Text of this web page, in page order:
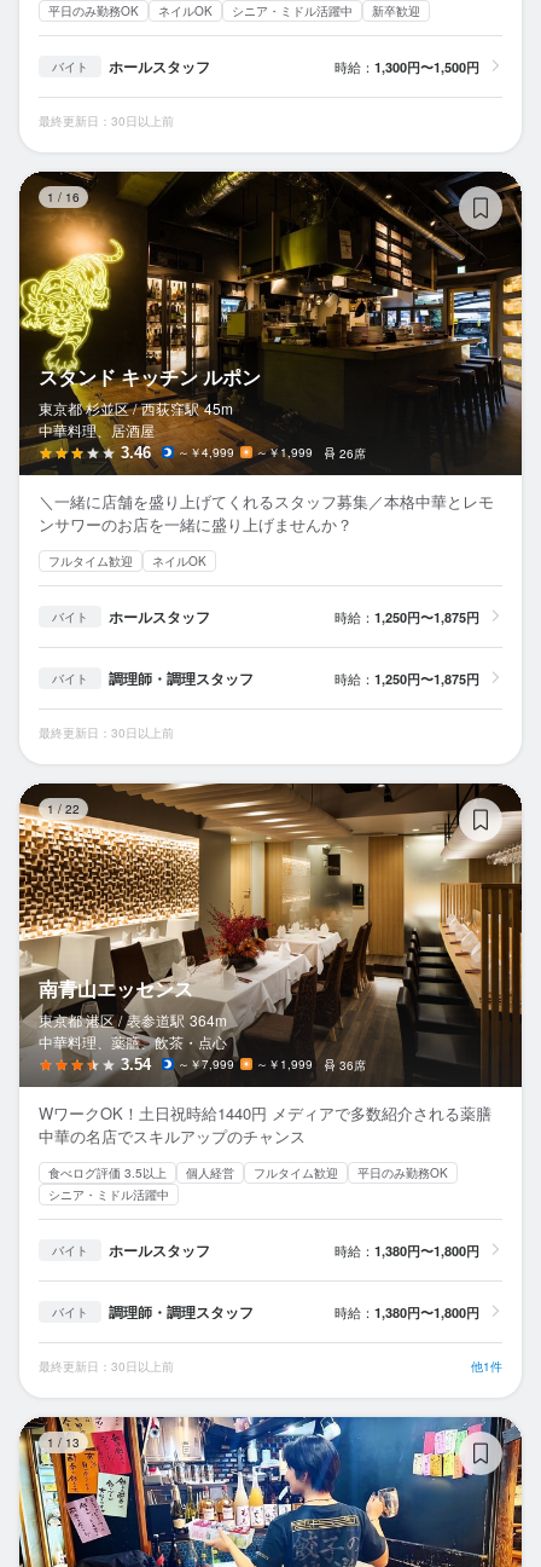
平日のみ勤務OK
ネイルOK シニア・ミドル活躍中 新卒歓迎
バイト ホールスタッフ 時給： 1,300円〜1,500円
最終更新日：30日以上前
1 / 16
スタンド キッチン ルポン
東京都 杉並区 / 西荻窪駅 45m
中華料理、居酒屋
3.46 ～￥4,999 ～￥1,999 26席
＼一緒に店舗を盛り上げてくれるスタッフ募集／本格中華とレモ
ンサワーのお店を一緒に盛り上げませんか？
フルタイム歓迎 ネイルOK
バイト ホールスタッフ 時給： 1,250円〜1,875円
バイト 調理師・調理スタッフ 時給： 1,250円〜1,875円
最終更新日：30日以上前
1/22
南青山エッセンス
東京都 港区 / 表参道駅 364m
中華料理、薬膳、飲茶・点心
3.54 ～￥7,999 ～￥1,999 36席
WワークOK！土日祝時給1440円 メディアで多数紹介される薬膳
中華の名店でスキルアップのチャンス
食べログ評価 3.5以上 個人経営 フルタイム歓迎
平日のみ勤務OK
シニア・ミドル活躍中
バイト ホールスタッフ 時給： 1,380円〜1,800円
バイト 調理師・調理スタッフ 時給： 1,380円〜1,800円
最終更新日：30日以上前 他1件
1 / 13